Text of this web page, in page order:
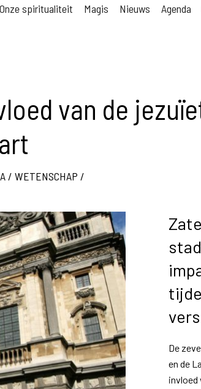
Onze spiritualiteit Magis Nieuws Agenda
van de
/ WETENSCHAP /
De
en de
invloed